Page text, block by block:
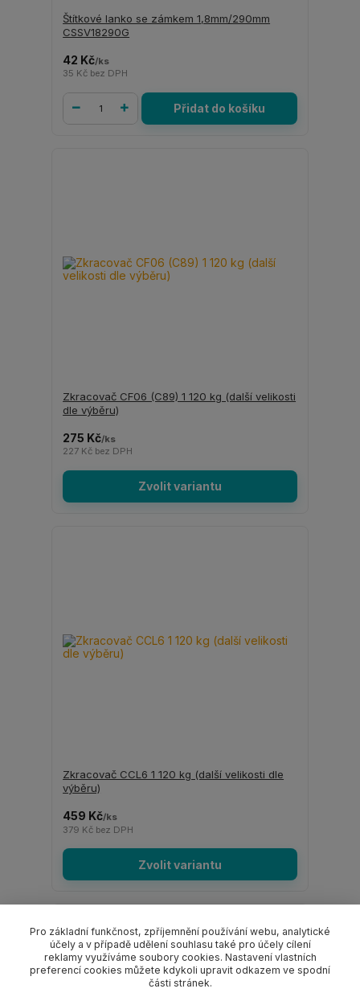
Štítkové lanko se zámkem 1,8mm/290mm
CSSV18290G
42 Kč/ks
35 Kč bez DPH
Přidat do košíku
Zkracovač CF06 (C89) 1 120 kg (další velikosti
dle výběru)
275 Kč/ks
227 Kč bez DPH
Zvolit variantu
Zkracovač CCL6 1 120 kg (další velikosti dle
výběru)
459 Kč/ks
379 Kč bez DPH
Zvolit variantu
Pro základní funkčnost, zpříjemnění používání webu, analytické
účely a v případě udělení souhlasu také pro účely cílení
reklamy využíváme soubory cookies. Nastavení vlastních
preferencí cookies můžete kdykoli upravit odkazem ve spodní
části stránek.